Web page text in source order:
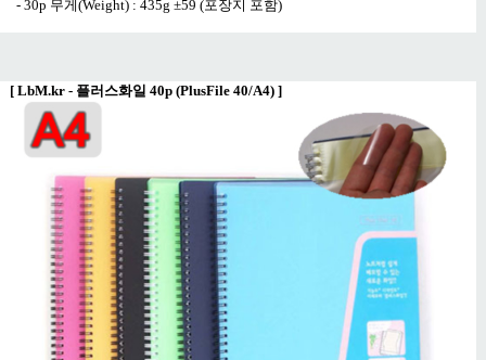
- 30p 무게(Weight) : 435g ±59 (포장지 포함)
[ LbM.kr - 플러스화일 40p (PlusFile 40/A4) ]